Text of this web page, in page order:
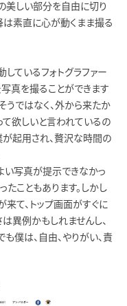
美しい部分を自由に切り
は素直に心が動くまま撮る
ているフォトグラファー
真を撮ることができます
うではなく、外から来たか
欲しいと言われているの
が起用され、贅沢な時間の
い写真が提示できなかっ
たこともあります。しかし
来て、トップ画面がすぐに
異例かもしれませんし、
僕は、自由、やりがい、責